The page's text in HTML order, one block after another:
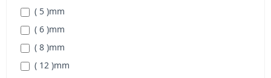
( 5 )mm
( 6 )mm
( 8 )mm
( 12 )mm